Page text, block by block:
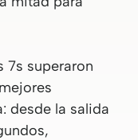
7s superaron
desde la salida